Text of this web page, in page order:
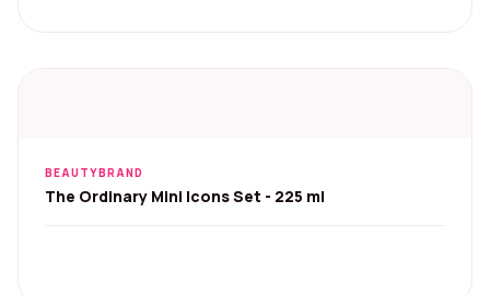
BEAUTYBRAND
The Ordinary Mini Icons Set - 225 ml